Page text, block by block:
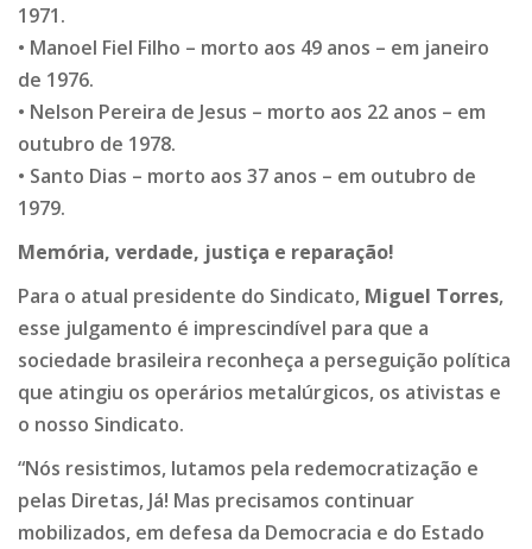
1971.
• Manoel Fiel Filho – morto aos 49 anos – em janeiro
de 1976.
• Nelson Pereira de Jesus – morto aos 22 anos – em
outubro de 1978.
• Santo Dias – morto aos 37 anos – em outubro de
1979.
Memória, verdade, justiça e reparação!
Para o atual presidente do Sindicato, Miguel Torres,
esse julgamento é imprescindível para que a
sociedade brasileira reconheça a perseguição política
que atingiu os operários metalúrgicos, os ativistas e
o nosso Sindicato.
“Nós resistimos, lutamos pela redemocratização e
pelas Diretas, Já! Mas precisamos continuar
mobilizados, em defesa da Democracia e do Estado